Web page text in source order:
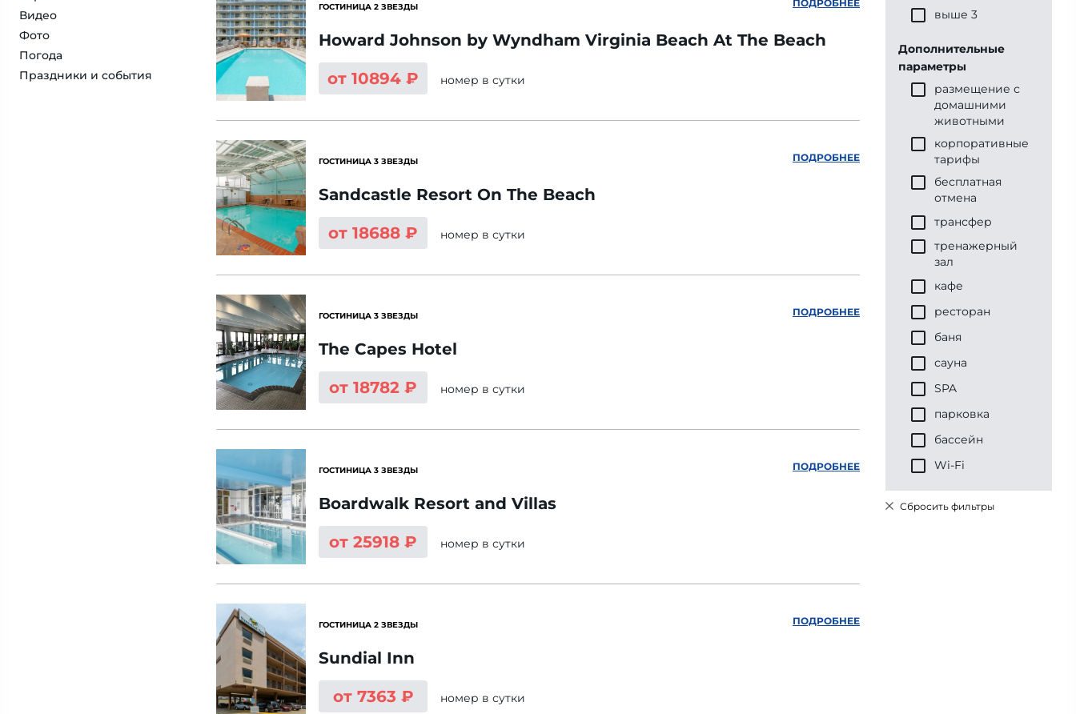
Видео
Фото
Погода
Праздники и события
ГОСТИНИЦА 2 ЗВЕЗДЫ
Howard Johnson by Wyndham Virginia Beach At The Beach
от 10894 ₽
номер в сутки
ПОДРОБНЕЕ
ГОСТИНИЦА 3 ЗВЕЗДЫ
Sandcastle Resort On The Beach
от 18688 ₽
номер в сутки
ПОДРОБНЕЕ
ГОСТИНИЦА 3 ЗВЕЗДЫ
The Capes Hotel
от 18782 ₽
номер в сутки
ПОДРОБНЕЕ
ГОСТИНИЦА 3 ЗВЕЗДЫ
Boardwalk Resort and Villas
от 25918 ₽
номер в сутки
ПОДРОБНЕЕ
ГОСТИНИЦА 2 ЗВЕЗДЫ
Sundial Inn
от 7363 ₽
номер в сутки
ПОДРОБНЕЕ
выше 3
Дополнительные
параметры
размещение с
домашними
животными
корпоративные
тарифы
бесплатная
отмена
трансфер
тренажерный
зал
кафе
ресторан
баня
сауна
SPA
парковка
бассейн
Wi-Fi
Сбросить фильтры